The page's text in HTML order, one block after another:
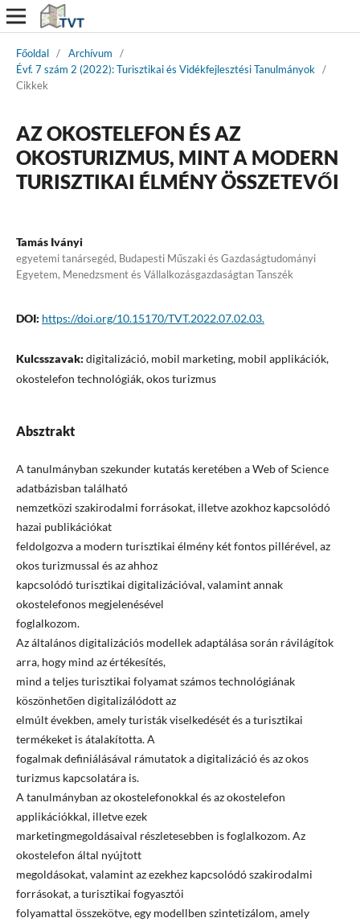
Főoldal / Archívum
/
Évf. 7 szám 2 (2022): Turisztikai és Vidékfejlesztési Tanulmányok /
Cikkek
AZ OKOSTELEFON ÉS AZ
OKOSTURIZMUS, MINT A MODERN
TURISZTIKAI ÉLMÉNY ÖSSZETEVŐI
Tamás Iványi
egyetemi tanársegéd, Budapesti Műszaki és Gazdaságtudományi
Egyetem, Menedzsment és Vállalkozásgazdaságtan Tanszék
DOI: https://doi.org/10.15170/TVT.2022.07.02.03.
Kulcsszavak: digitalizáció, mobil marketing, mobil applikációk,
okostelefon technológiák, okos turizmus
Absztrakt
A tanulmányban szekunder kutatás keretében a Web of Science
adatbázisban található
nemzetközi szakirodalmi forrásokat, illetve azokhoz kapcsolódó
hazai publikációkat
feldolgozva a modern turisztikai élmény két fontos pillérével, az
okos turizmussal és az ahhoz
kapcsolódó turisztikai digitalizációval, valamint annak
okostelefonos megjelenésével
foglalkozom.
Az általános digitalizációs modellek adaptálása során rávilágítok
arra, hogy mind az értékesítés,
mind a teljes turisztikai folyamat számos technológiának
köszönhetően digitalizálódott az
elmúlt években, amely turisták viselkedését és a turisztikai
termékeket is átalakította. A
fogalmak definiálásával rámutatok a digitalizáció és az okos
turizmus kapcsolatára is.
A tanulmányban az okostelefonokkal és az okostelefon
applikációkkal, illetve ezek
marketingmegoldásaival részletesebben is foglalkozom. Az
okostelefon által nyújtott
megoldásokat, valamint az ezekhez kapcsolódó szakirodalmi
forrásokat, a turisztikai fogyasztói
folyamattal összekötve, egy modellben szintetizálom, amely